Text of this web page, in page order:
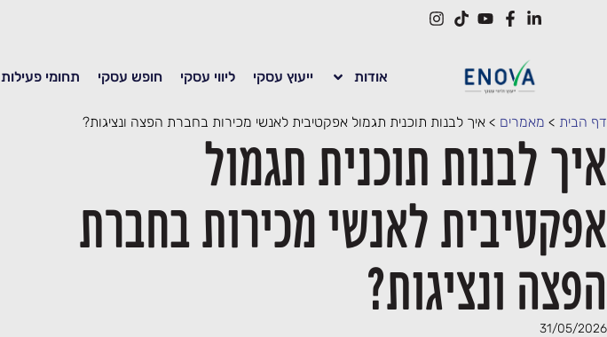
אודות ייעוץ עסקי ליווי עסקי חופש עסקי תחומי פעילות
דף הבית > מאמרים > איך לבנות תוכנית תגמול אפקטיבית לאנשי מכירות בחברת הפצה ונציגות?
איך לבנות תוכנית תגמול
אפקטיבית לאנשי מכירות בחברת
הפצה ונציגות?
31/05/2026